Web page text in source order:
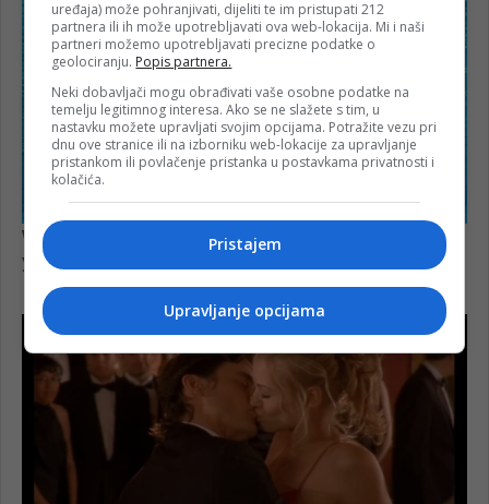
uređaja) može pohranjivati, dijeliti te im pristupati 212
partnera ili ih može upotrebljavati ova web-lokacija. Mi i naši
partneri možemo upotrebljavati precizne podatke o
geolociranju. Popis partnera.
Neki dobavljači mogu obrađivati vaše osobne podatke na
temelju legitimnog interesa. Ako se ne slažete s tim, u
nastavku možete upravljati svojim opcijama. Potražite vezu pri
dnu ove stranice ili na izborniku web-lokacije za upravljanje
pristankom ili povlačenje pristanka u postavkama privatnosti i
kolačića.
Pristajem
Upravljanje opcijama